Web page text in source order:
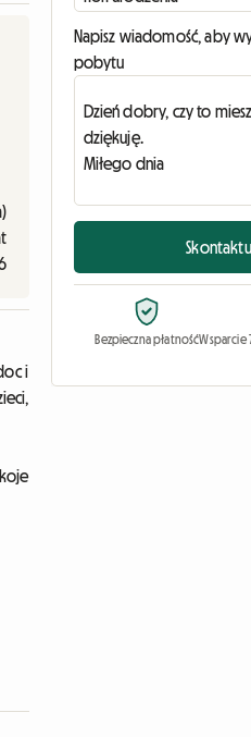
i
Napisz wiadomość, aby
pobytu
Bezpieczna płatnośćWsparcie